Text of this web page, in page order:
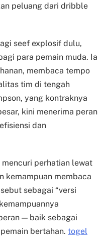
peluang dari dribble
seef explosif dulu,
para pemain muda. Ia
membaca tempo
tim di tengah
yang kontraknya
kini menerima peran
dan
mencuri perhatian lewat
kemampuan membaca
sebagai “versi
— baik sebagai
bertahan. togel